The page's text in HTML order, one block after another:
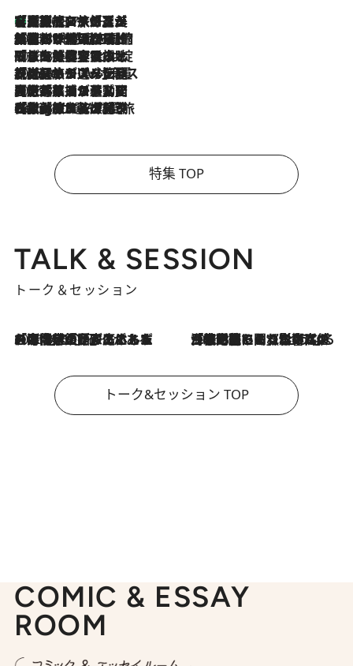
2026.8.7
【厳選旅コスメ】「多機能アイテムがメイン！」旅好き美容エディターが選んだ夏旅ベストコスメを発表【Mサイズジップ】
2026.8.6
「荷物が増えるほど旅ストレスは増す」美容ジャーナリストがたどり着いた最終結論。“化粧品を劇的に減らす”感動の凝縮美容とは
2026.8.6
「旅先には金髪ウィッグを持参」日本と同じメイクでは損してる!? 美容ジャーナリストが提案する“掟破りの旅美容”とは
2026.8.6
【厳選旅コスメ】「身軽さ＆UV対策重視！」ヘアアーティストshucoが選んだ夏旅ベストコスメを発表【Mサイズジップ】
2026.8.5
【厳選旅コスメ】国内をあちこち移動する河井菜摘が選んだ夏旅ベストコスメ発表！「リラックスアイテムはマスト」【Mサイズジップ】
2026.8.4
【厳選旅コスメ】「紫外線＆乾燥対策しながらメイク感も！」ヘア＆メイクGeorgeが選んだ夏旅ベストコスメを発表！【Mサイズジップ】
特集 TOP
TALK & SESSION
トーク＆セッション
2026.8.3
「今後値上げがあるとすれば…」「リスクがあるのは今年の冬」エネルギー専門家が語る、ホルムズ海峡封鎖が家庭にもたらす“ある心配” 2026.8.3
「住宅建てられない…」「サーチャージ料の高値が続いている」ホルムズ海峡封鎖による影響はいつまで続く？《エネルギー専門家に聞く“どうなる日本の暮らし”》
トーク&セッション TOP
COMIC & ESSAY
ROOM